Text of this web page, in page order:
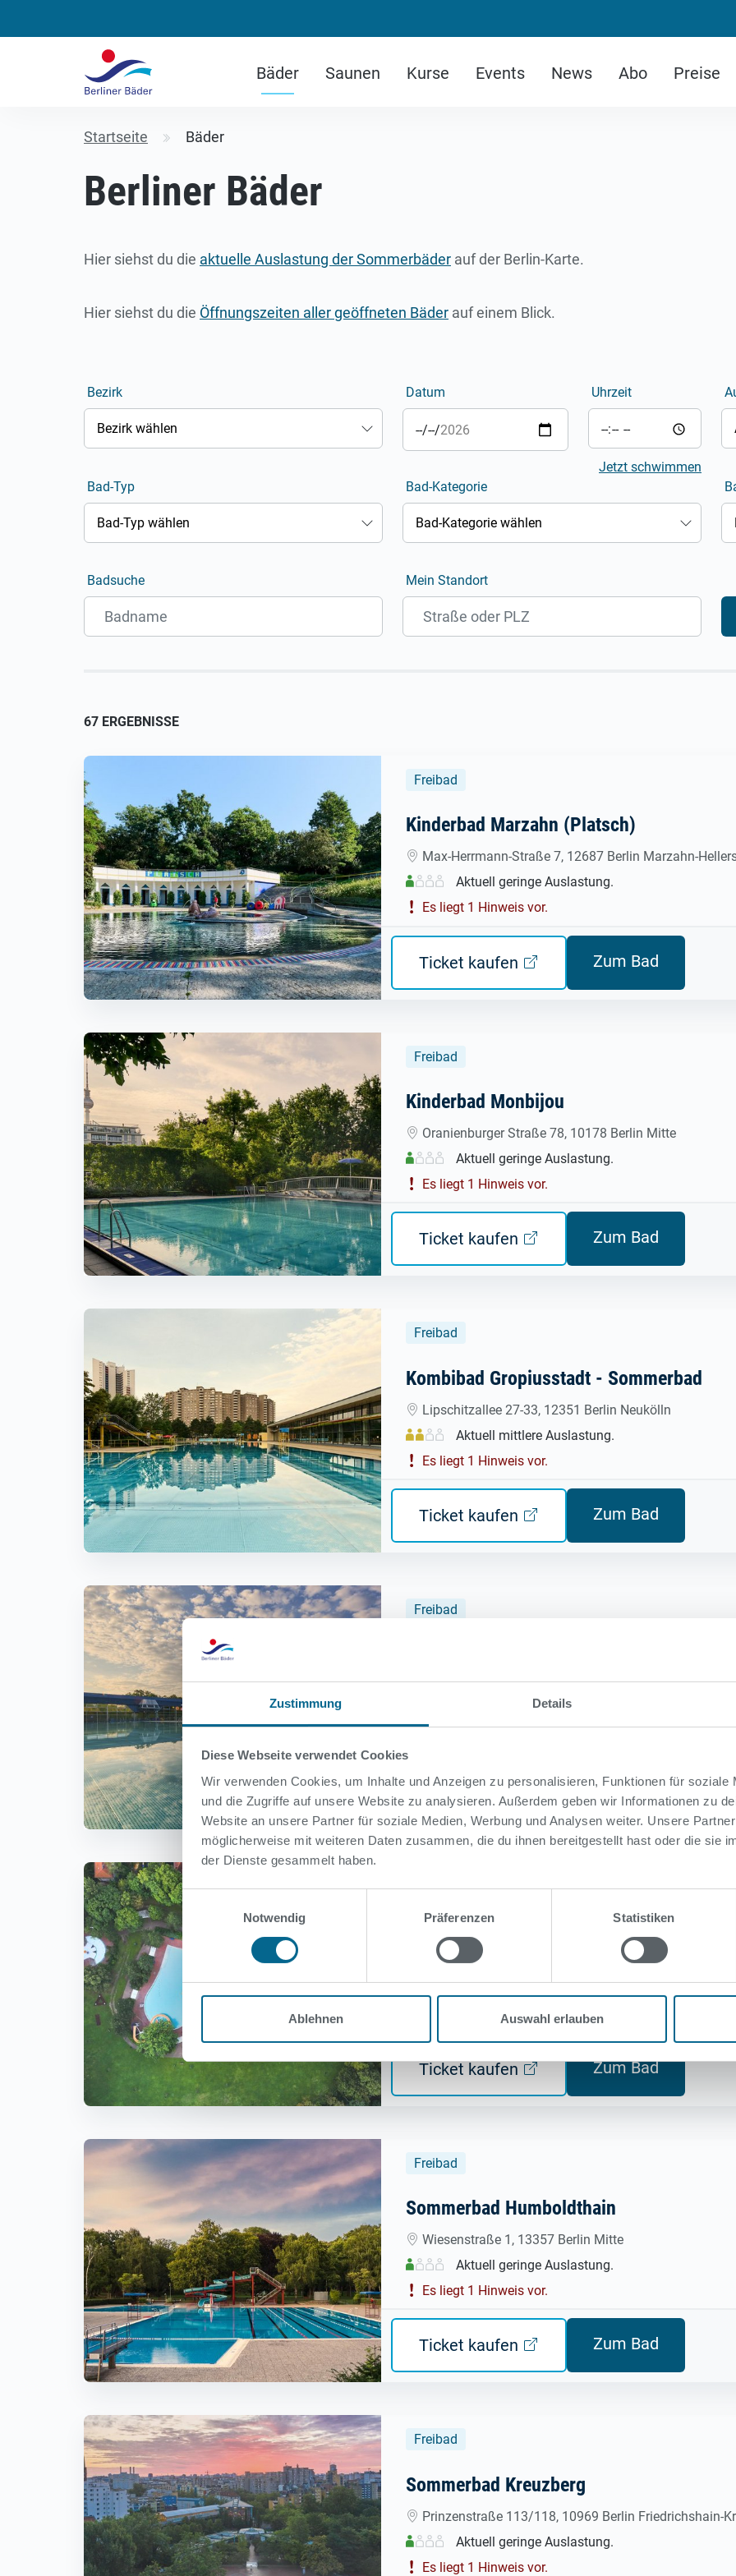
Zustimmung Details
Diese Webseite verwendet Cookies
Wir verwenden Cookies, um Inhalte und Anzeigen zu personalisieren, Funktionen für soziale
und die Zugriffe auf unsere Website zu analysieren. Außerdem geben wir Informationen zu
Website an unsere Partner für soziale Medien, Werbung und Analysen weiter. Unsere
möglicherweise mit weiteren Daten zusammen, die du ihnen bereitgestellt hast oder die sie
der Dienste gesammelt haben.
Einwilligungsauswahl
Notwendig
Präferenzen Statistiken
Ablehnen Auswahl erlauben
Bäder Saunen Kurse Events News Abo Preise
Startseite Bäder
Berliner Bäder
Hier siehst du die aktuelle Auslastung der Sommerbäder auf der Berlin-Karte.
Hier siehst du die Öffnungszeiten aller geöffneten Bäder auf einem Blick.
Bezirk
Bezirk wählen
Datum Uhrzeit
Jetzt schwimmen
Bad-Typ
Bad-Typ wählen
Bad-Kategorie
Bad-Kategorie wählen
Badsuche Mein Standort
67 ERGEBNISSE
Freibad
Kinderbad Marzahn (Platsch)
Max-Herrmann-Straße 7, 12687 Berlin Marzahn-
Aktuell geringe Auslastung.
Es liegt 1 Hinweis vor.
Ticket kaufen Zum Bad
Freibad
Kinderbad Monbijou
Oranienburger Straße 78, 10178 Berlin Mitte
Aktuell geringe Auslastung.
Es liegt 1 Hinweis vor.
Ticket kaufen Zum Bad
Freibad
Kombibad Gropiusstadt - Sommerbad
Lipschitzallee 27-33, 12351 Berlin Neukölln
Aktuell mittlere Auslastung.
Es liegt 1 Hinweis vor.
Ticket kaufen Zum Bad
Freibad
Seestraße 80, 13347 Berlin Mitte
Aktuell geringe Auslastung.
Ticket kaufen Zum Bad
Freibad
Sommerbad am Insulaner
Munsterdamm 80, 12169 Berlin Steglitz-Zehlendorf
Es liegt 1 Hinweis vor.
Ticket kaufen Zum Bad
Freibad
Sommerbad Humboldthain
Wiesenstraße 1, 13357 Berlin Mitte
Aktuell geringe Auslastung.
Es liegt 1 Hinweis vor.
Ticket kaufen Zum Bad
Freibad
Sommerbad Kreuzberg
Prinzenstraße 113/118, 10969 Berlin Friedrichshain-
Aktuell geringe Auslastung.
Es liegt 1 Hinweis vor.